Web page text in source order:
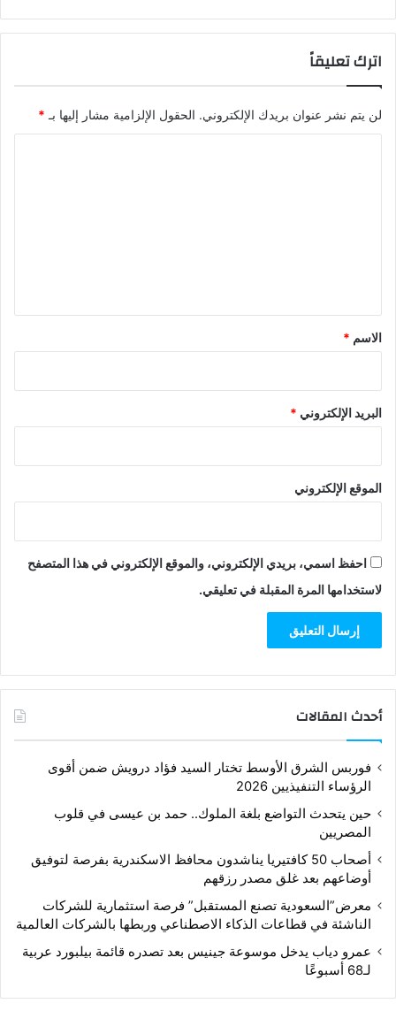
اترك تعليقاً
لن يتم نشر عنوان بريدك الإلكتروني. الحقول الإلزامية مشار إليها بـ *
*
الاسم *
البريد الإلكتروني *
الموقع الإلكتروني
احفظ اسمي، بريدي الإلكتروني، والموقع الإلكتروني في هذا المتصفح
لاستخدامها المرة المقبلة في تعليقي.
أحدث المقالات
فوربس الشرق الأوسط تختار السيد فؤاد درويش ضمن أقوى
الرؤساء التنفيذيين 2026
حين يتحدث التواضع بلغة الملوك.. حمد بن عيسى في قلوب
المصريين
أصحاب 50 كافتيريا يناشدون محافظ الاسكندرية بفرصة لتوفيق
أوضاعهم بعد غلق مصدر رزقهم
معرض”السعودية تصنع المستقبل” فرصة استثمارية للشركات
الناشئة في قطاعات الذكاء الاصطناعي وربطها بالشركات العالمية
عمرو دياب يدخل موسوعة جينيس بعد تصدره قائمة بيلبورد عربية
لـ68 أسبوعًا